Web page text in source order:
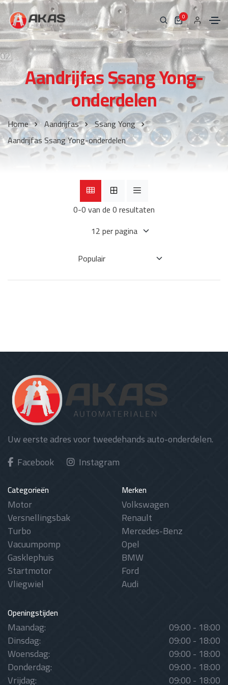
0
Aandrijfas Ssang Yong-
onderdelen
Home Aandrijfas
Ssang Yong
Aandrijfas Ssang Yong-onderdelen
0-0 van de 0 resultaten
Uw eerste adres voor tweedehands auto-onderdelen.
Facebook
Instagram
Categorieën
Motor
Versnellingsbak
Turbo
Vacuumpomp
Gasklephuis
Startmotor
Vliegwiel
Merken
Volkswagen
Renault
Mercedes-Benz
Opel
BMW
Ford
Audi
Openingstijden
Maandag: 09:00 - 18:00
Dinsdag: 09:00 - 18:00
Woensdag: 09:00 - 18:00
Donderdag: 09:00 - 18:00
Vrijdag: 09:00 - 18:00